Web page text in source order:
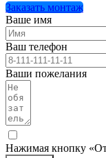
Заказать монтаж
Ваше имя
Ваш телефон
Ваши пожелания
Нажимая кнопку